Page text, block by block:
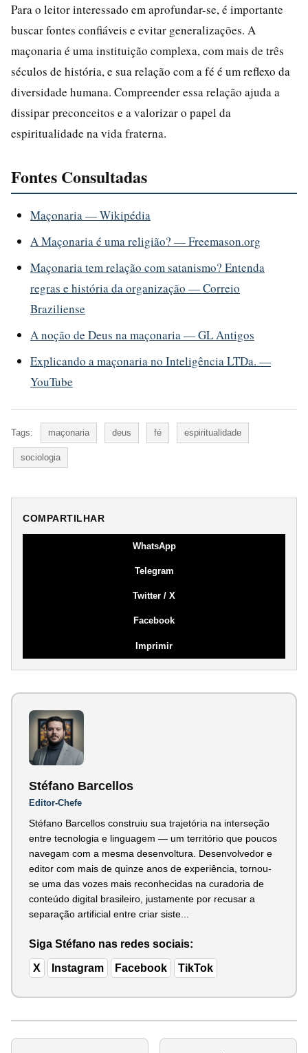
Para o leitor interessado em aprofundar-se, é importante
buscar fontes confiáveis e evitar generalizações. A
maçonaria é uma instituição complexa, com mais de três
séculos de história, e sua relação com a fé é um reflexo da
diversidade humana. Compreender essa relação ajuda a
dissipar preconceitos e a valorizar o papel da
espiritualidade na vida fraterna.
Fontes Consultadas
Maçonaria — Wikipédia
A Maçonaria é uma religião? — Freemason.org
Maçonaria tem relação com satanismo? Entenda
regras e história da organização — Correio
Braziliense
A noção de Deus na maçonaria — GL Antigos
Explicando a maçonaria no Inteligência LTDa. —
YouTube
Tags: maçonaria deus fé espiritualidade
sociologia
COMPARTILHAR
WhatsApp
Telegram
Twitter / X
Facebook
Imprimir
Stéfano Barcellos
Editor-Chefe
Stéfano Barcellos construiu sua trajetória na interseção
entre tecnologia e linguagem — um território que poucos
navegam com a mesma desenvoltura. Desenvolvedor e
editor com mais de quinze anos de experiência, tornou-
se uma das vozes mais reconhecidas na curadoria de
conteúdo digital brasileiro, justamente por recusar a
separação artificial entre criar siste...
Siga Stéfano nas redes sociais:
X Instagram Facebook TikTok